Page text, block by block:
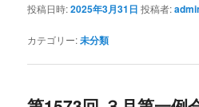
投稿日時:2025年3月31日 投稿者:
カテゴリー:未分類